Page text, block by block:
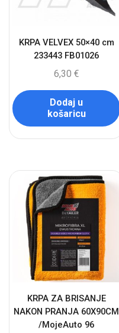
KRPA VELVEX 50×40 cm
233443 FB01026
6,30 €
Dodaj u
košaricu
KRPA ZA BRISANJE
NAKON PRANJA 60X90CM
/MojeAuto 96